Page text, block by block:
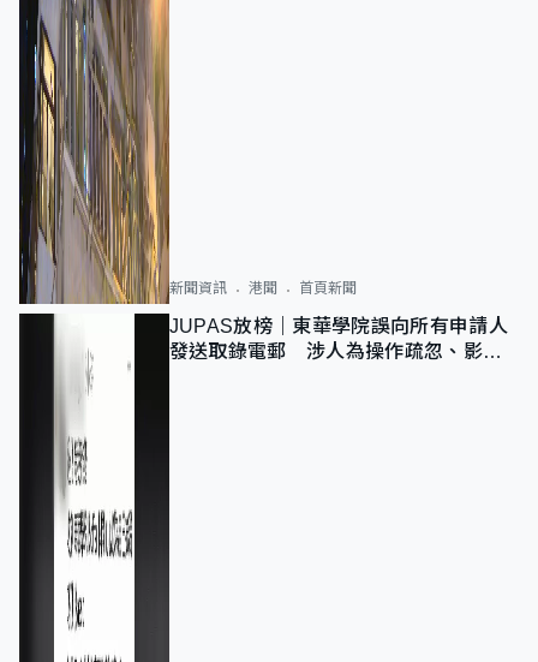
新聞資訊 港聞 首頁新聞
JUPAS放榜｜東華學院誤向所有申請人
發送取錄電郵 涉人為操作疏忽、影響